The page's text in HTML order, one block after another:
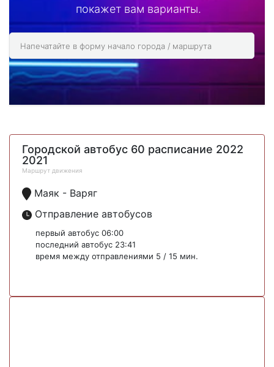
покажет вам варианты.
Городской автобус 60 расписание 2022
2021
Маршрут движения
Маяк - Варяг
Отправление автобусов
первый автобус 06:00
последний автобус 23:41
время между отправлениями 5 / 15 мин.